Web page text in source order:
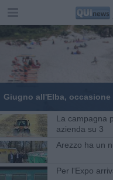
Giugno all'Elba,
La campagna
azienda su 3
Arezzo ha un
Per l'Expo